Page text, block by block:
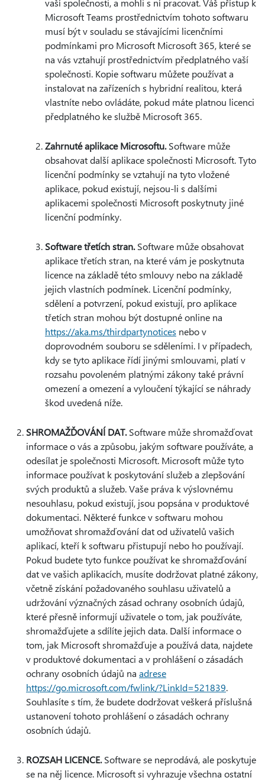
vaší společnosti, a mohli s ní pracovat. Váš přístup k
Microsoft Teams prostřednictvím tohoto softwaru
musí být v souladu se stávajícími licenčními
podmínkami pro Microsoft Microsoft 365, které se
na vás vztahují prostřednictvím předplatného vaší
společnosti. Kopie softwaru můžete používat a
instalovat na zařízeních s hybridní realitou, která
vlastníte nebo ovládáte, pokud máte platnou licenci
předplatného ke službě Microsoft 365.
Zahrnuté aplikace Microsoftu.Software může
obsahovat další aplikace společnosti Microsoft. Tyto
licenční podmínky se vztahují na tyto vložené
aplikace, pokud existují, nejsou-li s dalšími
aplikacemi společnosti Microsoft poskytnuty jiné
licenční podmínky.
Software třetích stran.Software může obsahovat
aplikace třetích stran, na které vám je poskytnuta
licence na základě této smlouvy nebo na základě
jejich vlastních podmínek. Licenční podmínky,
sdělení a potvrzení, pokud existují, pro aplikace
třetích stran mohou být dostupné online na
https://aka.ms/thirdpartynotices nebo v
doprovodném souboru se sděleními. I v případech,
kdy se tyto aplikace řídí jinými smlouvami, platí v
rozsahu povoleném platnými zákony také právní
omezení a omezení a vyloučení týkající se náhrady
škod uvedená níže.
SHROMAŽĎOVÁNÍ DAT.Software může shromažďovat
informace o vás a způsobu, jakým software používáte, a
odesílat je společnosti Microsoft. Microsoft může tyto
informace používat k poskytování služeb a zlepšování
svých produktů a služeb. Vaše práva k výslovnému
nesouhlasu, pokud existují, jsou popsána v produktové
dokumentaci. Některé funkce v softwaru mohou
umožňovat shromažďování dat od uživatelů vašich
aplikací, kteří k softwaru přistupují nebo ho používají.
Pokud budete tyto funkce používat ke shromažďování
dat ve vašich aplikacích, musíte dodržovat platné zákony,
včetně získání požadovaného souhlasu uživatelů a
udržování význačných zásad ochrany osobních údajů,
které přesně informují uživatele o tom, jak používáte,
shromažďujete a sdílíte jejich data. Další informace o
tom, jak Microsoft shromažďuje a používá data, najdete
v produktové dokumentaci a v prohlášení o zásadách
ochrany osobních údajů na adrese
https://go.microsoft.com/fwlink/?LinkId=521839.
Souhlasíte s tím, že budete dodržovat veškerá příslušná
ustanovení tohoto prohlášení o zásadách ochrany
osobních údajů.
ROZSAH LICENCE.Software se neprodává, ale poskytuje
se na něj licence. Microsoft si vyhrazuje všechna ostatní